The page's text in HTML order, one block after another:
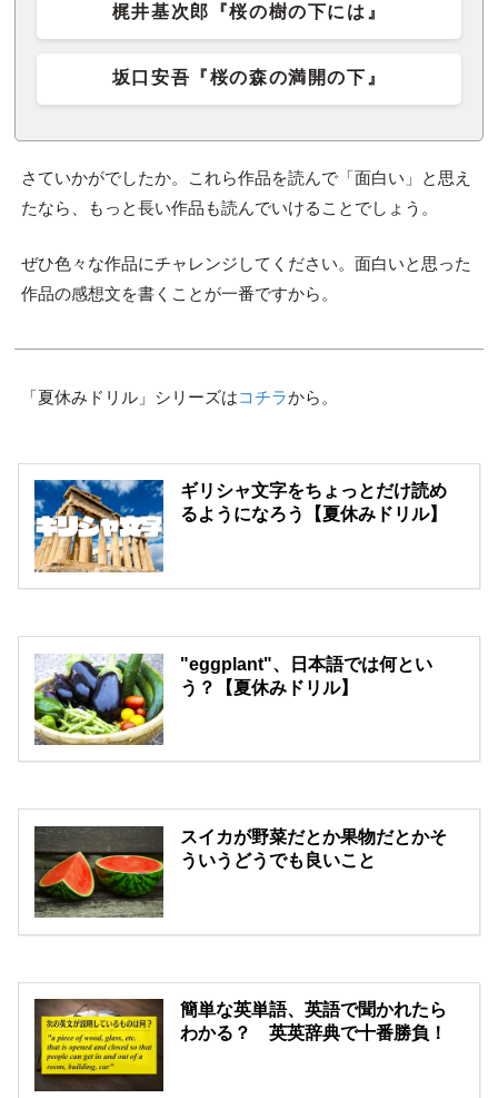
梶井基次郎『桜の樹の下には』
坂口安吾『桜の森の満開の下』
さていかがでしたか。これら作品を読んで「面白い」と思え
たなら、もっと長い作品も読んでいけることでしょう。
ぜひ色々な作品にチャレンジしてください。面白いと思った
作品の感想文を書くことが一番ですから。
「夏休みドリル」シリーズはコチラから。
ギリシャ文字をちょっとだけ読め
るようになろう【夏休みドリル】
"eggplant"、日本語では何とい
う？【夏休みドリル】
スイカが野菜だとか果物だとかそ
ういうどうでも良いこと
簡単な英単語、英語で聞かれたら
わかる？ 英英辞典で十番勝負！